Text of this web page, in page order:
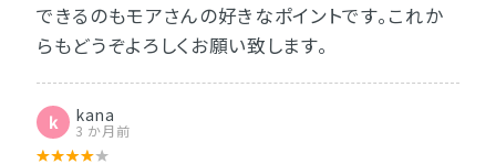
できるのもモアさんの好きなポイントです。これか
らもどうぞよろしくお願い致します。
k kana
3 か月前